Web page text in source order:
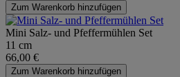
Zum Warenkorb hinzufügen
Mini Salz- und Pfeffermühlen Set
11 cm
66,00 €
Zum Warenkorb hinzufügen